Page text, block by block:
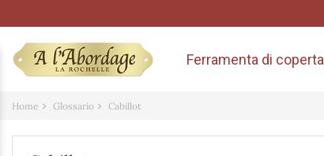
Ferramenta di coperta
Home Glossario Cabillot